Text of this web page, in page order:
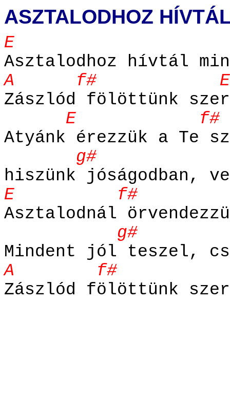
ASZTALODHOZ
E
Asztalodhoz hívtál
A f# E
Zászlód fölöttünk
E f#
Atyánk érezzük a Te
g#
hiszünk jóságodban,
E f#
Asztalodnál
g#
Mindent jól teszel,
A f# E
Zászlód fölöttünk